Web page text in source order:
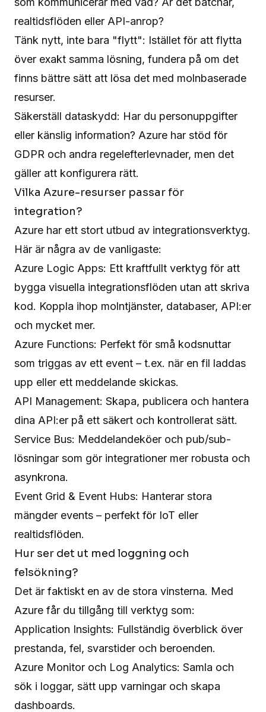
realtidsflöden eller API-anrop?
Tänk nytt, inte bara "flytt": Istället för att flytta
över exakt samma lösning, fundera på om det
finns bättre sätt att lösa det med molnbaserade
resurser.
Säkerställ dataskydd: Har du personuppgifter
eller känslig information? Azure har stöd för
GDPR och andra regelefterlevnader, men det
gäller att konfigurera rätt.
Vilka Azure-resurser passar för
integration?
Azure har ett stort utbud av integrationsverktyg.
Här är några av de vanligaste:
Azure Logic Apps: Ett kraftfullt verktyg för att
bygga visuella integrationsflöden utan att skriva
kod. Koppla ihop molntjänster, databaser, API:er
och mycket mer.
Azure Functions: Perfekt för små kodsnuttar
som triggas av ett event – t.ex. när en fil laddas
upp eller ett meddelande skickas.
API Management: Skapa, publicera och hantera
dina API:er på ett säkert och kontrollerat sätt.
Service Bus: Meddelandeköer och pub/sub-
lösningar som gör integrationer mer robusta och
asynkrona.
Event Grid & Event Hubs: Hanterar stora
mängder events – perfekt för IoT eller
realtidsflöden.
Hur ser det ut med loggning och
felsökning?
Det är faktiskt en av de stora vinsterna. Med
Azure får du tillgång till verktyg som:
Application Insights: Fullständig överblick över
prestanda, fel, svarstider och beroenden.
Azure Monitor och Log Analytics: Samla och
sök i loggar, sätt upp varningar och skapa
dashboards.